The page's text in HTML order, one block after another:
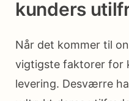
kunders
Når det kommer til
vigtigste faktorer for
levering. Desværre